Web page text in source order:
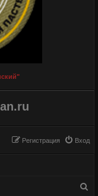
Вход
Регистрация